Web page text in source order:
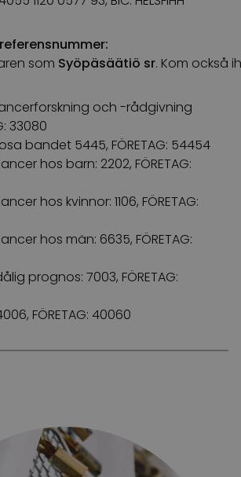
som Syöpäsäätiö sr. Kom också i
och -rådgivning
33080
bandet 5445, FÖRETAG: 54454
hos barn: 2202, FÖRETAG:
hos kvinnor: 1106, FÖRETAG:
hos män: 6635, FÖRETAG:
prognos: 7003, FÖRETAG:
FÖRETAG: 40060